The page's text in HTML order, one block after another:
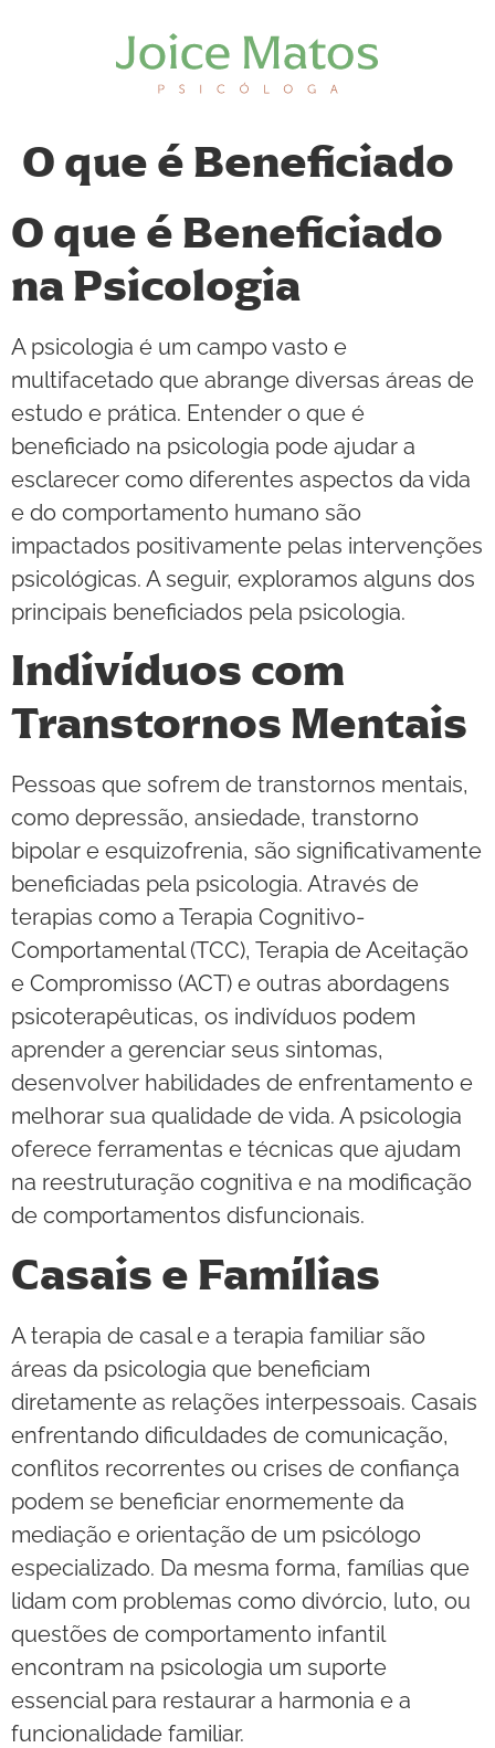
O que é Beneficiado
O que é Beneficiado
na Psicologia
A psicologia é um campo vasto e
multifacetado que abrange diversas áreas de
estudo e prática. Entender o que é
beneficiado na psicologia pode ajudar a
esclarecer como diferentes aspectos da vida
e do comportamento humano são
impactados positivamente pelas intervenções
psicológicas. A seguir, exploramos alguns dos
principais beneficiados pela psicologia.
Indivíduos com
Transtornos Mentais
Pessoas que sofrem de transtornos mentais,
como depressão, ansiedade, transtorno
bipolar e esquizofrenia, são significativamente
beneficiadas pela psicologia. Através de
terapias como a Terapia Cognitivo-
Comportamental (TCC), Terapia de Aceitação
e Compromisso (ACT) e outras abordagens
psicoterapêuticas, os indivíduos podem
aprender a gerenciar seus sintomas,
desenvolver habilidades de enfrentamento e
melhorar sua qualidade de vida. A psicologia
oferece ferramentas e técnicas que ajudam
na reestruturação cognitiva e na modificação
de comportamentos disfuncionais.
Casais e Famílias
A terapia de casal e a terapia familiar são
áreas da psicologia que beneficiam
diretamente as relações interpessoais. Casais
enfrentando dificuldades de comunicação,
conflitos recorrentes ou crises de confiança
podem se beneficiar enormemente da
mediação e orientação de um psicólogo
especializado. Da mesma forma, famílias que
lidam com problemas como divórcio, luto, ou
questões de comportamento infantil
encontram na psicologia um suporte
essencial para restaurar a harmonia e a
funcionalidade familiar.